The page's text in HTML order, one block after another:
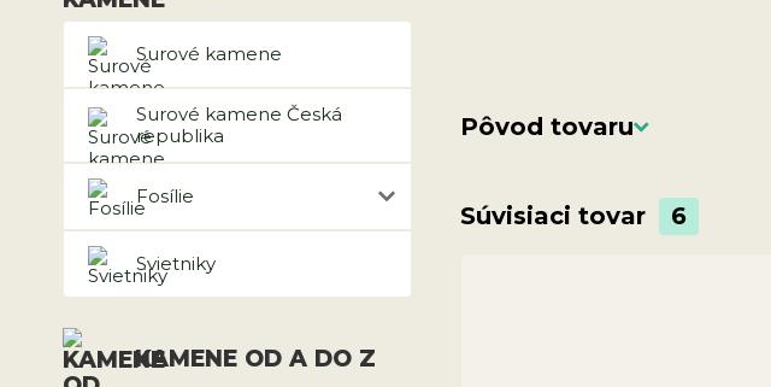
Surové kamene
Surové kamene Česká
republika
Fosílie
Svietniky
KAMENE OD A DO Z
Pôvod tovaru
Súvisiaci tovar 6